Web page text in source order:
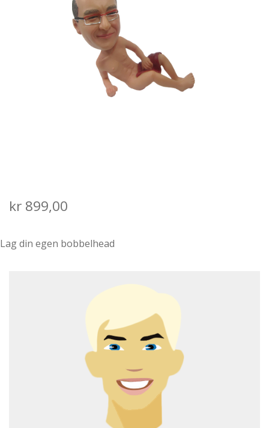
SALGS- OG LEVERINGSVILKÅR
kr 899,00
Lag din egen bobbelhead